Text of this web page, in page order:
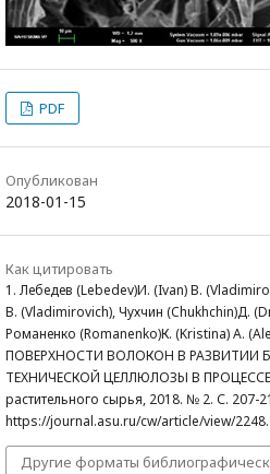
PDF
Опубликован
2018-01-15
Как цитировать
1. Лебедев (Lebedev)И. (Ivan) В.
В. (Vladimirovich), Чухчин (Chukhchin)Д.
Романенко (Romanenko)К. (Kristina) А.
ПОВЕРХНОСТИ ВОЛОКОН В РАЗВИТИИ
ТЕХНИЧЕСКОЙ ЦЕЛЛЮЛОЗЫ В
растительного сырья, 2018. № 2. С. 207-
https://journal.asu.ru/cw/article/view/2248.
Другие форматы